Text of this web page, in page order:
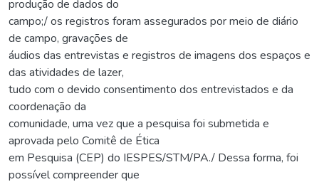
produção de dados do
campo;/ os registros foram assegurados por meio de diário
de campo, gravações de
áudios das entrevistas e registros de imagens dos espaços e
das atividades de lazer,
tudo com o devido consentimento dos entrevistados e da
coordenação da
comunidade, uma vez que a pesquisa foi submetida e
aprovada pelo Comitê de Ética
em Pesquisa (CEP) do IESPES/STM/PA./ Dessa forma, foi
possível compreender que